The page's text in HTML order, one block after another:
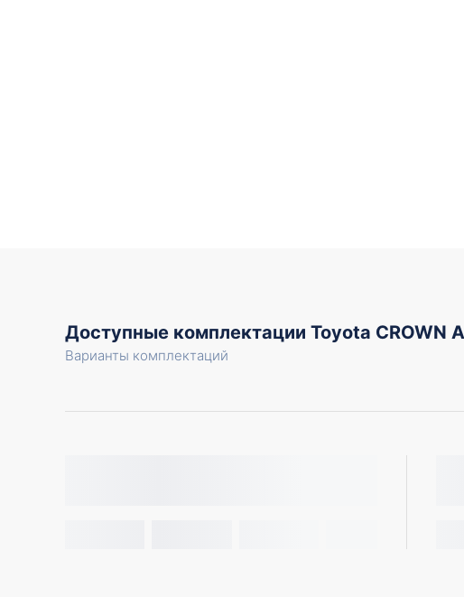
Доступные комплектации Toyota CROWN
Варианты комплектаций